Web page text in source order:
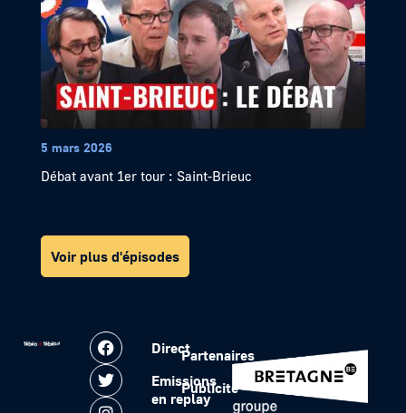
5 mars 2026
Débat avant 1er tour : Saint-Brieuc
Voir plus d'épisodes
Direct
Emissions
en replay
Partenaires
Publicité